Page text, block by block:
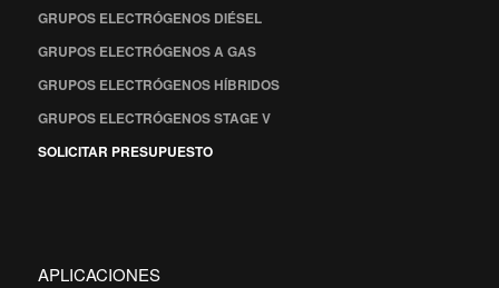
GRUPOS ELECTRÓGENOS DIÉSEL
GRUPOS ELECTRÓGENOS A GAS
GRUPOS ELECTRÓGENOS HÍBRIDOS
GRUPOS ELECTRÓGENOS STAGE V
SOLICITAR PRESUPUESTO
APLICACIONES